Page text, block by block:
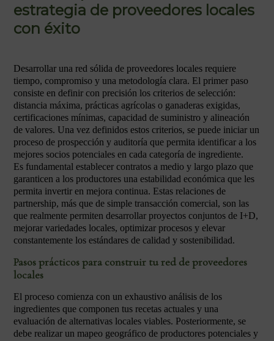
estrategia de proveedores locales
con éxito
Desarrollar una red sólida de proveedores locales requiere
tiempo, compromiso y una metodología clara. El primer paso
consiste en definir con precisión los criterios de selección:
distancia máxima, prácticas agrícolas o ganaderas exigidas,
certificaciones mínimas, capacidad de suministro y alineación
de valores. Una vez definidos estos criterios, se puede iniciar un
proceso de prospección y auditoría que permita identificar a los
mejores socios potenciales en cada categoría de ingrediente.
Es fundamental establecer contratos a medio y largo plazo que
garanticen a los productores una estabilidad económica que les
permita invertir en mejora continua. Estas relaciones de
partnership, más que de simple transacción comercial, son las
que realmente permiten desarrollar proyectos conjuntos de I+D,
mejorar variedades locales, optimizar procesos y elevar
constantemente los estándares de calidad y sostenibilidad.
Pasos prácticos para construir tu red de proveedores
locales
El proceso comienza con un exhaustivo análisis de los
ingredientes que componen tus recetas actuales y una
evaluación de alternativas locales viables. Posteriormente, se
debe realizar un mapeo geográfico de productores potenciales y